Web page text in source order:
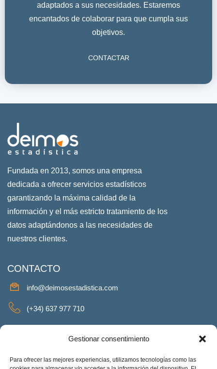
Gestionar consentimiento
Para ofrecer las mejores experiencias, utilizamos tecnologías como las
adaptados a sus necesidades. Estaremos
encantados de colaborar para que cumpla sus
objetivos.
CONTACTAR
Fundada en 2013, somos una empresa
dedicada a ofrecer servicios estadísticos
garantizando la máxima calidad de la
información y el más estricto tratamiento de los
datos adaptándonos a las necesidades de
nuestros clientes.
CONTACTO
info@deimosestadistica.com
(+34) 637 977 710